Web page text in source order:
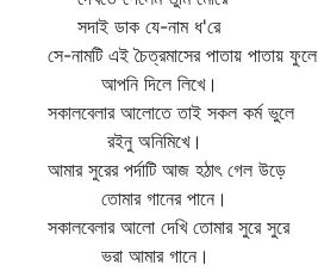
সদাই ডাক যে-নাম ধ'রে
সে-নামটি এই চৈত্রমাসের পাতায় পাতায় ফুলে
আপনি দিলে লিখে।
সকালবেলার আলোতে তাই সকল কর্ম ভুলে
রইনু অনিমিখে।
আমার সুরের পর্দাটি আজ হঠাৎ গেল উড়ে
তোমার গানের পানে।
সকালবেলার আলো দেখি তোমার সুরে সুরে
ভরা আমার গানে।